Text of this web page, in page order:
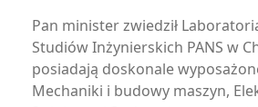
Pan minister zwiedził
Studiów Inżynierskich PANS w
posiadają doskonale
Mechaniki i budowy maszyn,